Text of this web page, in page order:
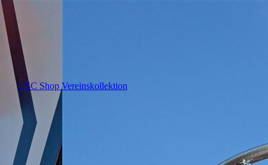
wir?
USC Shop Vereinskollektion